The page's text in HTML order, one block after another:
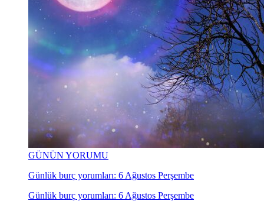
GÜNÜN YORUMU
Günlük burç yorumları: 6 Ağustos Perşembe
Günlük burç yorumları: 6 Ağustos Perşembe